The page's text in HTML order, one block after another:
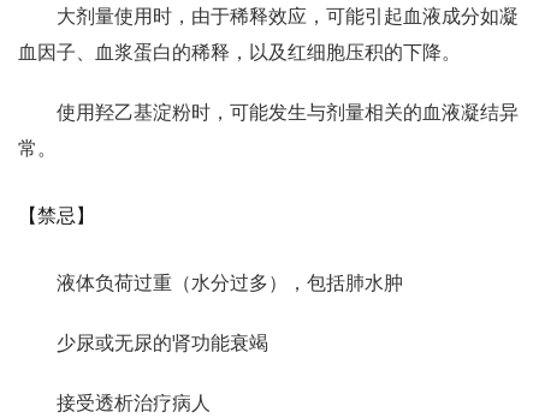
大剂量使用时，由于稀释效应，可能引起血液成分如凝
血因子、血浆蛋白的稀释，以及红细胞压积的下降。
使用羟乙基淀粉时，可能发生与剂量相关的血液凝结异
常。
【禁忌】
液体负荷过重（水分过多），包括肺水肿
少尿或无尿的肾功能衰竭
接受透析治疗病人